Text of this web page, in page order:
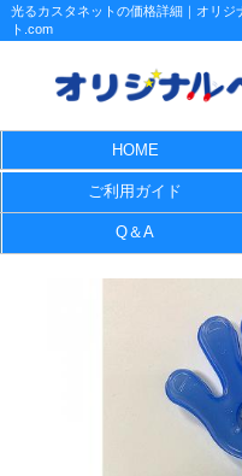
光るカスタネットの価格詳細｜オリ
ト.com
HOME
ご利用ガイド
Q＆A